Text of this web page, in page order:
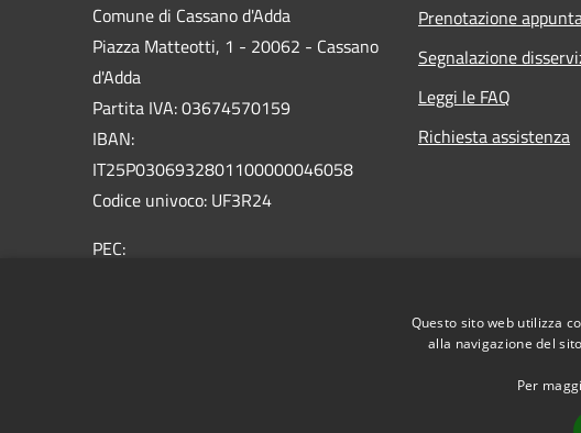
Comune di Cassano d'Adda
Piazza Matteotti, 1 - 20062 - Cassano
d'Adda
Partita IVA: 03674570159
IBAN:
IT25P0306932801100000046058
Codice univoco: UF3R24
PEC:
Prenotazione
Segnalazione
Leggi le FAQ
Richiesta assistenza
Questo sito web utilizza
alla navigazione del
Per